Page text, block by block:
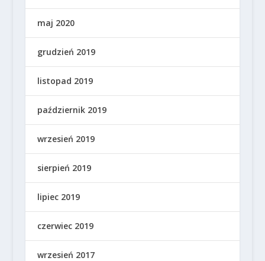
maj 2020
grudzień 2019
listopad 2019
październik 2019
wrzesień 2019
sierpień 2019
lipiec 2019
czerwiec 2019
wrzesień 2017